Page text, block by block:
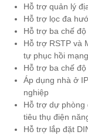
Hỗ trợ quản lý
Hỗ trợ lọc đa
Hỗ trợ ba chế
Hỗ trợ RSTP và
tự phục hồi
Hỗ trợ ba chế
Áp dụng nhà ở
nghiệp
Hỗ trợ dự phòng
tiêu thụ điện
Hỗ trợ lắp đặt